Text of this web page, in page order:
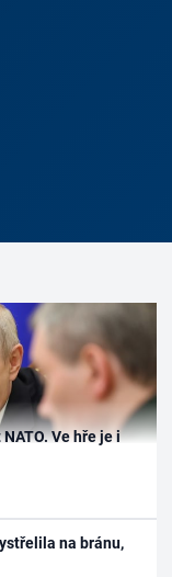
Ve hře je i
na bránu,